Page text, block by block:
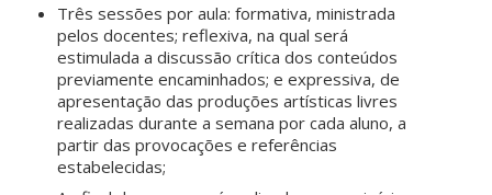
Três sessões por aula: formativa, ministrada
pelos docentes; reflexiva, na qual será
estimulada a discussão crítica dos conteúdos
previamente encaminhados; e expressiva, de
apresentação das produções artísticas livres
realizadas durante a semana por cada aluno, a
partir das provocações e referências
estabelecidas;